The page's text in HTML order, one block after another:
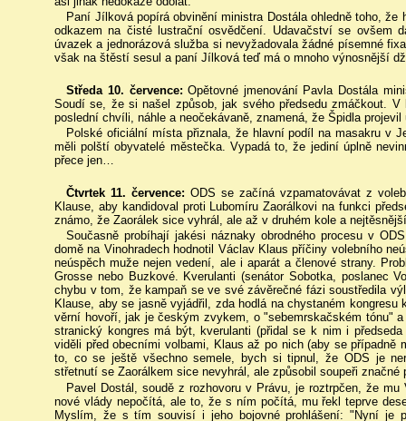
Paní Jílková popírá obvinění ministra Dostála ohledně toho,
odkazem na čisté lustrační osvědčení. Udavačství se ovšem
úvazek a jednorázová služba si nevyžadovala žádné písemné
však na štěstí sesul a paní Jílková teď má o mnoho výnosnější
Středa 10. července:Opětovné jmenování Pavla Dostála
Soudí se, že si našel způsob, jak svého předsedu zmáčkout.
poslední chvíli, náhle a neočekávaně, znamená, že Špidla projevil
Polské oficiální místa přiznala, že hlavní podíl na masakru v
měli polští obyvatelé městečka. Vypadá to, že jediní úplně
přece jen…
Čtvrtek 11. července:ODS se začíná vzpamatovávat z
Klause, aby kandidoval proti Lubomíru Zaorálkovi na funkci
známo, že Zaorálek sice vyhrál, ale až v druhém kole a
Současně probíhají jakési náznaky obrodného procesu v
domě na Vinohradech hodnotil Václav Klaus příčiny volebního
neúspěch muže nejen vedení, ale i aparát a členové strany.
Grosse nebo Buzkové. Kverulanti (senátor Sobotka, poslanec
chybu v tom, že kampaň se ve své závěrečné fázi soustředila
Klause, aby se jasně vyjádřil, zda hodlá na chystaném
věrní hovoří, jak je českým zvykem, o "sebemrskačském tónu"
stranický kongres má být, kverulanti (přidal se k nim i
viděli před obecními volbami, Klaus až po nich (aby se případně
to, co se ještě všechno semele, bych si tipnul, že ODS je
střetnutí se Zaorálkem sice nevyhrál, ale způsobil soupeři značné
Pavel Dostál, soudě z rozhovoru v Právu, je roztrpčen, že
nové vlády nepočítá, ale to, že s ním počítá, mu řekl teprve
Myslím, že s tím souvisí i jeho bojovné prohlášení: "Nyní je